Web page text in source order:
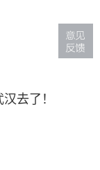
去了！